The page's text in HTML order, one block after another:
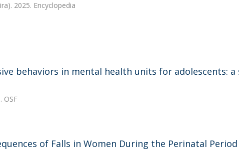
2025. Encyclopedia
behaviors in mental health units for adolescents: a
OSF
of Falls in Women During the Perinatal Period